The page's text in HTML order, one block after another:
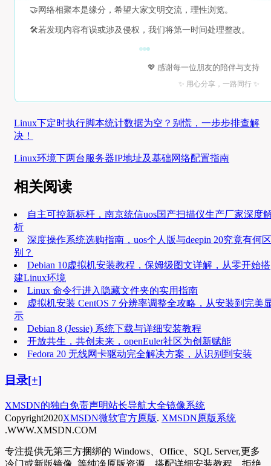
🤝 网络相聚本是缘分，希望大家文明交流，理性浏览。
🛠️若发现内容有误或涉及侵权，我们将第一时间处理整改。
💖 感谢每一位朋友的陪伴与支持
✨ 用心分享，一路同行 ✨
Linux下定时执行脚本统计数据为空？别慌，一步步排查解
决！
Linux环境下两台服务器IP地址及基础网络配置指南
相关阅读
自主可控新标杆，南京统信uos国产扫描仪生产厂家深度
析
深度操作系统选购指南，uos个人版与deepin 20究竟有何区
别？
Debian 10虚拟机安装教程，保姆级图文详解，从零开始搭
建Linux环境
Linux 命令行进入隐藏文件夹的实用指南
虚拟机安装 CentOS 7 分辨率调整全攻略，从安装到完美
示
Debian 8 (Jessie) 系统下载与详细安装教程
开放共生，共创未来，openEuler社区为创新赋能
Fedora 20 无线网卡驱动完全解决方案，从识别到安装
目录[+]
XMSDN的独白免责声明站长导航大全镜像系统
Copyright2020XMSDN微软官方原版. XMSDN原版系统
.WWW.XMSDN.COM
专注提供无第三方捆绑的 Windows、Office、SQL Server,更多
冷门或新版镜像, 等纯净原版资源，搭配详细安装教程，拒绝